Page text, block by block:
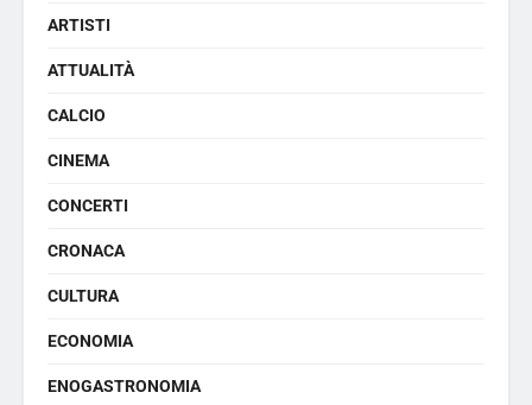
ARTISTI
ATTUALITÀ
CALCIO
CINEMA
CONCERTI
CRONACA
CULTURA
ECONOMIA
ENOGASTRONOMIA